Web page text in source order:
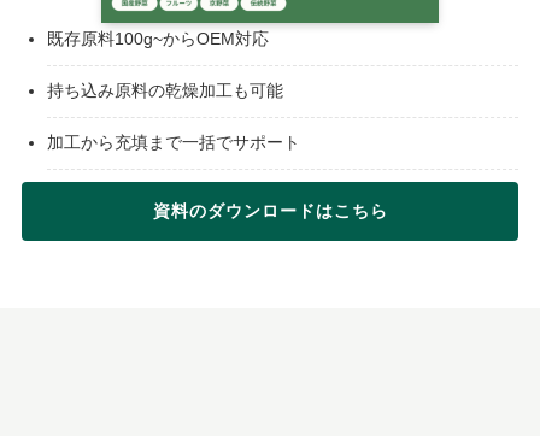
既存原料100g~からOEM対応
持ち込み原料の乾燥加工も可能
加工から充填まで一括でサポート
資料のダウンロードはこちら